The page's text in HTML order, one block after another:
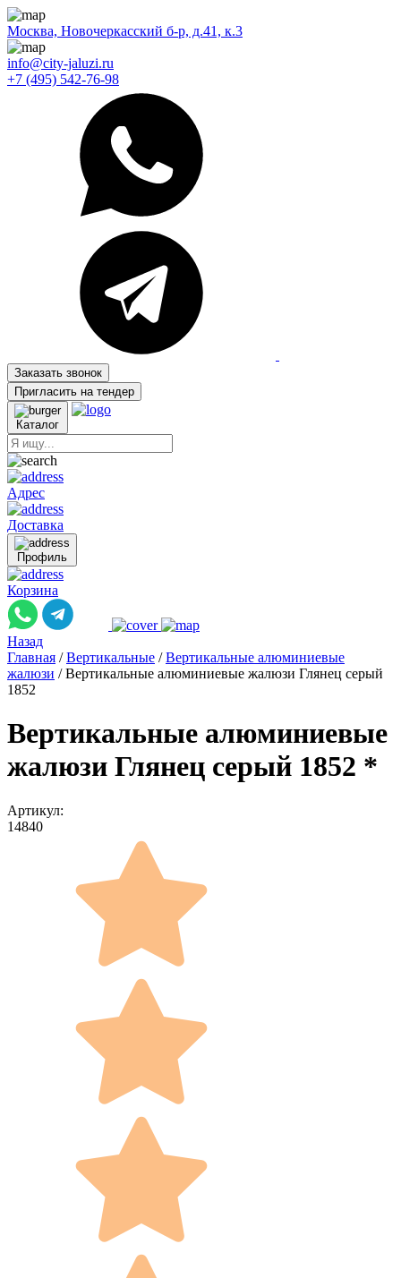
Москва, Новочеркасский б-р, д.41, к.3
info@city-jaluzi.ru
+7 (495) 542-76-98
Заказать звонок
Пригласить на тендер
Каталог
Адрес
Доставка
Профиль
Корзина
Назад
Главная / Вертикальные / Вертикальные алюминиевые
жалюзи / Вертикальные алюминиевые жалюзи Глянец серый
1852
Вертикальные алюминиевые
жалюзи Глянец серый 1852 *
Артикул:
14840